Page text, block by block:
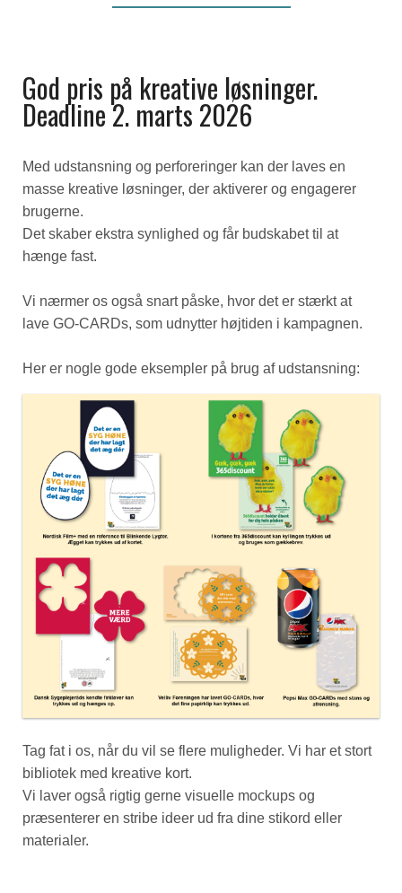
God pris på kreative løsninger.
Deadline 2. marts 2026
Med udstansning og perforeringer kan der laves en
masse kreative løsninger, der aktiverer og engagerer
brugerne.
Det skaber ekstra synlighed og får budskabet til at
hænge fast.
Vi nærmer os også snart påske, hvor det er stærkt at
lave GO-CARDs, som udnytter højtiden i kampagnen.
Her er nogle gode eksempler på brug af udstansning:
Tag fat i os, når du vil se flere muligheder. Vi har et stort
bibliotek med kreative kort.
Vi laver også rigtig gerne visuelle mockups og
præsenterer en stribe ideer ud fra dine stikord eller
materialer.